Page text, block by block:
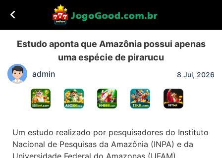
Estudo aponta que Amazônia possui apenas
uma espécie de pirarucu
admin 8 Jul, 2026
Um estudo realizado por pesquisadores do Instituto
Nacional de Pesquisas da Amazônia (INPA) e da
Universidade Federal do Amazonas (UFAM),